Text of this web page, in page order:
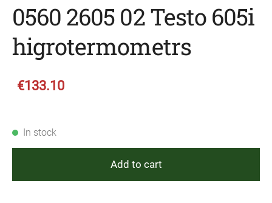
0560 2605 02 Testo 605i
higrotermometrs
€133.10
In stock
Add to cart